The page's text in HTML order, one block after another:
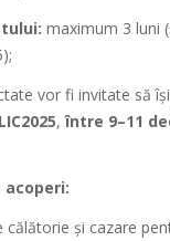
maximum 3 luni
vor fi invitate să
,între 9–11
acoperi:
călătorie și cazare